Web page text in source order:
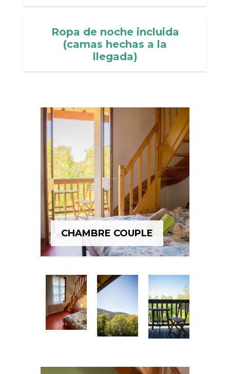
Ropa de noche incluida
(camas hechas a la
llegada)
mezzanine, idéal pour Couple (+ 1
enfant).
Prix : à partir de 89,00€soit
44,50€ / pers. et par nuit
Réserver
CHAMBRE COUPLE
Caractéristiques : 1 lit double 140
cm +1 lit superposé en mezzanine,
salle-de-bain privée
Les + : Chambre spacieuse, ajout
possible d’un lit parapluie
Pour les familles de 4 personnes
Quantité : 3 Chambres de ce type